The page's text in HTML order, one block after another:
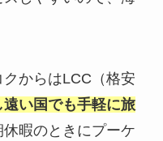
からはLCC（格安
遠い国でも手軽に旅
暇のときにプーケ